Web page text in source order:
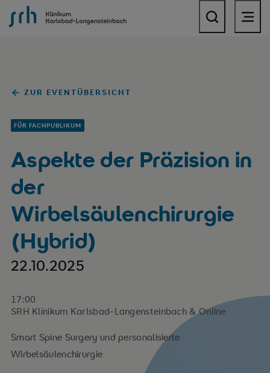
SRH Klinikum Karlsbad-Langensteinbach
ZUR EVENTÜBERSICHT
FÜR FACHPUBLIKUM
Aspekte der Präzision in
der
Wirbelsäulenchirurgie
(Hybrid)
22.10.2025
17:00
SRH Klinikum Karlsbad-Langensteinbach & Online
Smart Spine Surgery und personalisierte
Wirbelsäulenchirurgie